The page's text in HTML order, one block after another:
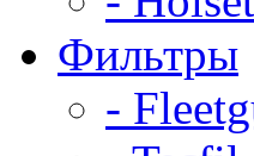
Фильтры
-